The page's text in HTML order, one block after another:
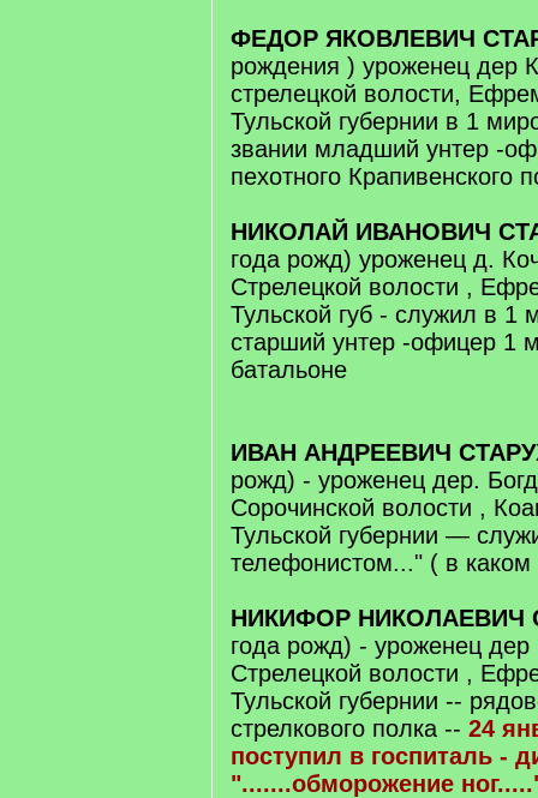
ФЕДОР ЯКОВЛЕВИЧ
рождения ) уроженец дер
стрелецкой волости,
Тульской губернии в 1
звании младший унтер -
пехотного Крапивенского
НИКОЛАЙ ИВАНОВИЧ
года рожд) уроженец д.
Стрелецкой волости ,
Тульской губ - служил в 1
старший унтер -офицер 1
батальоне
ИВАН АНДРЕЕВИЧ
рожд) - уроженец дер.
Сорочинской волости ,
Тульской губернии —
телефонистом..." ( в каком
НИКИФОР НИКОЛАЕВИЧ
года рожд) - уроженец дер
Стрелецкой волости ,
Тульской губернии --
стрелкового полка -- 24
поступил в госпиталь -
".......обморожение